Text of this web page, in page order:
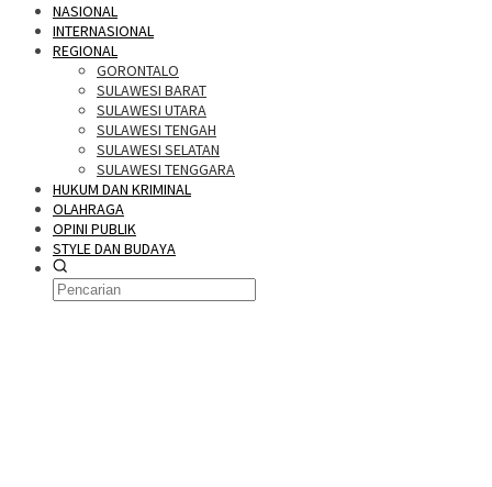
NASIONAL
INTERNASIONAL
REGIONAL
GORONTALO
SULAWESI BARAT
SULAWESI UTARA
SULAWESI TENGAH
SULAWESI SELATAN
SULAWESI TENGGARA
HUKUM DAN KRIMINAL
OLAHRAGA
OPINI PUBLIK
STYLE DAN BUDAYA